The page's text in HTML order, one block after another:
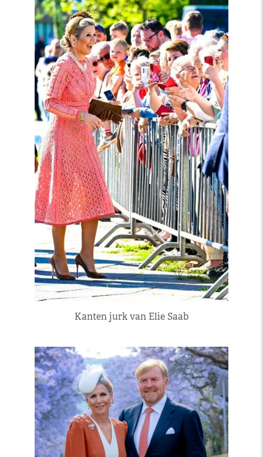
Kanten jurk van Elie Saab